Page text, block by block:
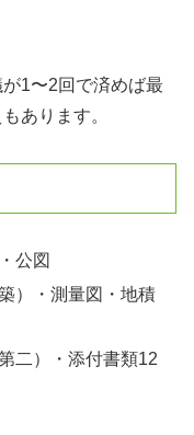
1〜2回で済めば最
あります。
公図
）・測量図・地積
二）・添付書類12